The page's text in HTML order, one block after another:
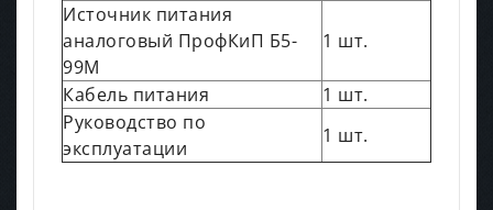
Источник питания
аналоговый ПрофКиП Б5-
99М
1 шт.
Кабель питания
1 шт.
Руководство по
эксплуатации
1 шт.